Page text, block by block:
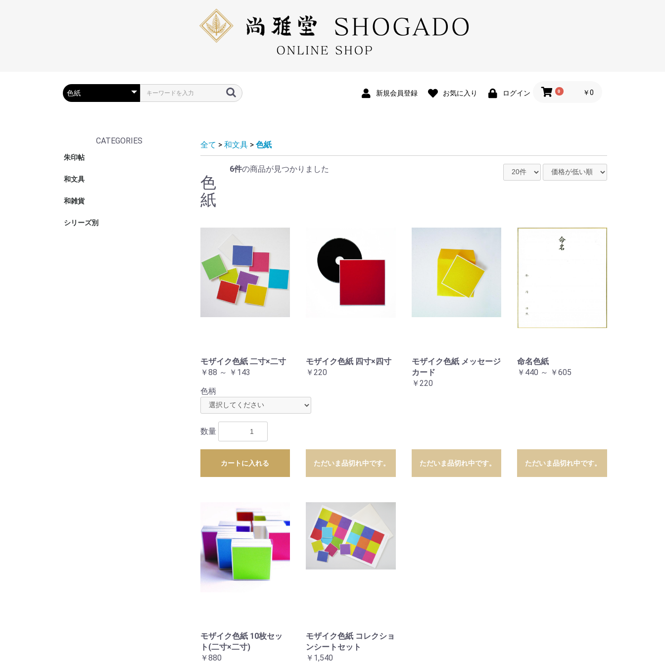
新規会員登録 お気に入り ログイン 0 ￥0
CATEGORIES
朱印帖 朱印帖
ポケット朱印帖
朱印帖バッグ
和文具 筆箱・ペンケース
筆ペン
リングノート
和綴じノート・和綴じメモ
メッセージカード
姫巻物
システム手帳用 友禅インデックス
和雑貨 ブックカバー
和紙テープ
おりがみ
カードケース
マスクケース
おみくじ袋
デスクトップ小物
金封・ポチ袋・はがき
テープ・ロール付箋
うちわ・扇子
がま口ポーチ
収納・箱
シリーズ別
全て > 和文具 > 色紙
色
紙
6件の商品が見つかりました
モザイク色紙 二寸×二寸
￥88 ～ ￥143
色柄
数量
カートに入れる
モザイク色紙 四寸×四寸
￥220
ただいま品切れ中です。
モザイク色紙 メッセージ
カード
￥220
ただいま品切れ中です。
命名色紙
￥440 ～ ￥605
ただいま品切れ中です。
モザイク色紙 10枚セッ
ト(二寸×二寸)
￥880
モザイク色紙 コレクショ
ンシートセット
￥1,540